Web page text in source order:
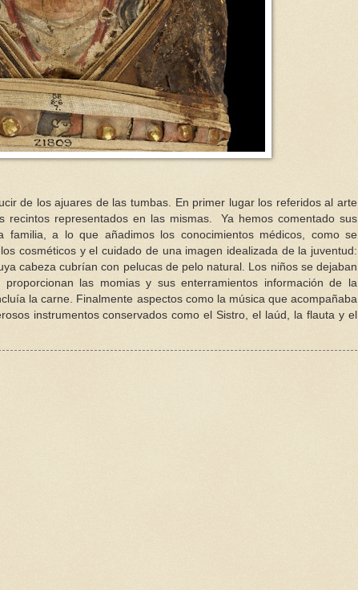
de los ajuares de las tumbas. En primer lugar los referidos al arte
recintos representados en las mismas. Ya hemos comentado sus
a lo que añadimos los conocimientos médicos, como se
cosméticos y el cuidado de una imagen idealizada de la juventud:
cabeza cubrían con pelucas de pelo natural. Los niños se dejaban
las momias y sus enterramientos información de la
la carne. Finalmente aspectos como la música que acompañaba
instrumentos conservados como el Sistro, el laúd, la flauta y el